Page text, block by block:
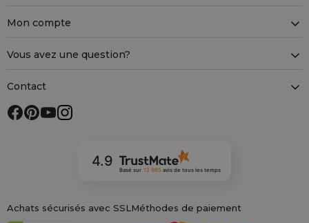
Mon compte
Vous avez une question?
Contact
4.9
Basé sur 12 965avis de tous les temps
Achats sécurisés avec SSL Méthodes de paiement